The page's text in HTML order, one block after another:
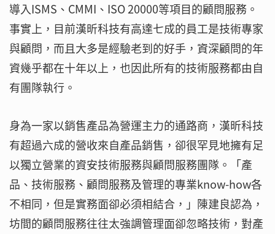
導入ISMS、CMMI、ISO 20000等項目的顧問服務。
事實上，目前漢昕科技有高達七成的員工是技術專家
與顧問，而且大多是經驗老到的好手，資深顧問的年
資幾乎都在十年以上，也因此所有的技術服務都由自
有團隊執行。
身為一家以銷售產品為營運主力的通路商，漢昕科技
有超過六成的營收來自產品銷售，卻很罕見地擁有足
以獨立營業的資安技術服務與顧問服務團隊。「產
品、技術服務、顧問服務及管理的專業know-how各
不相同，但是實務面卻必須相結合，」陳建良認為，
坊間的顧問服務往往太強調管理面卻忽略技術，對產